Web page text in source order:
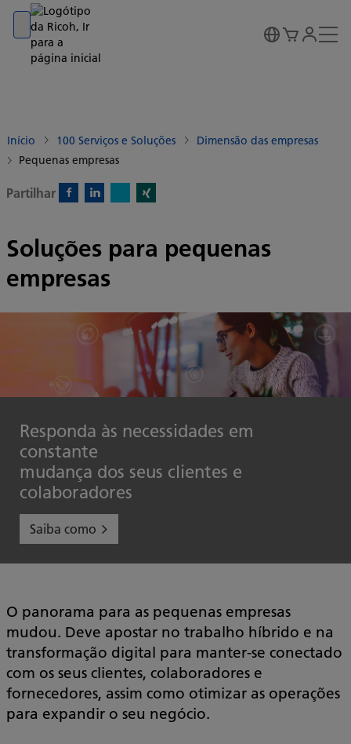
Go to banner
Go to content
Go to footer
Início 100 Serviços e Soluções
Dimensão das empresas
Pequenas empresas
Partilhar
Soluções para pequenas
empresas
Responda às necessidades em
constante
mudança dos seus clientes e
colaboradores
Saiba como
O panorama para as pequenas empresas
mudou. Deve apostar no trabalho híbrido e na
transformação digital para manter-se conectado
com os seus clientes, colaboradores e
fornecedores, assim como otimizar as operações
para expandir o seu negócio.